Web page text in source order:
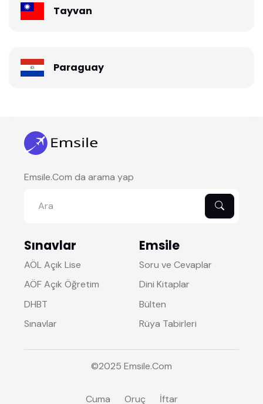
Tayvan
Paraguay
Emsile.Com da arama yap
Sınavlar
AÖL Açık Lise
AÖF Açık Öğretim
DHBT
Sınavlar
Emsile
Soru ve Cevaplar
Dini Kitaplar
Bülten
Rüya Tabirleri
©2025 Emsile.Com
Cuma Oruç İftar